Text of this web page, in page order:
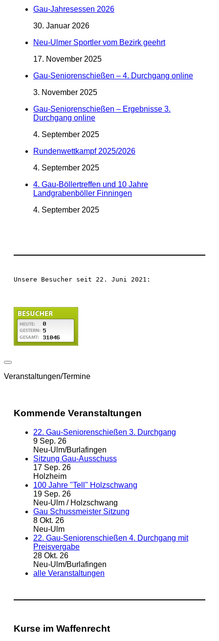
Gau-Jahresessen 2026
30. Januar 2026
Neu-Ulmer Sportler vom Bezirk geehrt
17. November 2025
Gau-Seniorenschießen – 4. Durchgang online
3. November 2025
Gau-Seniorenschießen – Ergebnisse 3.
Durchgang online
4. September 2025
Rundenwettkampf 2025/2026
4. September 2025
4. Gau-Böllertreffen und 10 Jahre
Landgrabenböller Finningen
4. September 2025
Unsere Besucher seit 22. Juni 2021:
Veranstaltungen/Termine
Kommende Veranstaltungen
22. Gau-Seniorenschießen 3. Durchgang
9 Sep. 26
Neu-Ulm/Burlafingen
Sitzung Gau-Ausschuss
17 Sep. 26
Holzheim
100 Jahre "Tell" Holzschwang
19 Sep. 26
Neu-Ulm / Holzschwang
Gau Schussmeister Sitzung
8 Okt. 26
Neu-Ulm
22. Gau-Seniorenschießen 4. Durchgang mit
Preisvergabe
28 Okt. 26
Neu-Ulm/Burlafingen
alle Veranstaltungen
Kurse im Waffenrecht